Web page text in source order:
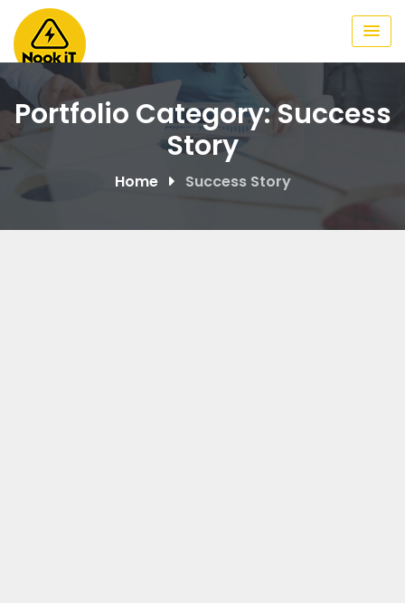
Skip
to
content
Portfolio Category:Success
Story
Home Success Story